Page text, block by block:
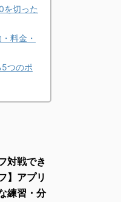
を切った
料金・
つのポ
対戦でき
】アプリ
練習・分